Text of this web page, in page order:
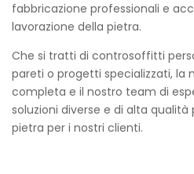
fabbricazione professionali e
lavorazione della pietra.
Che si tratti di controsoffitti
pareti o progetti specializzati, la
completa e il nostro team di
soluzioni diverse e di alta
pietra per i nostri clienti.